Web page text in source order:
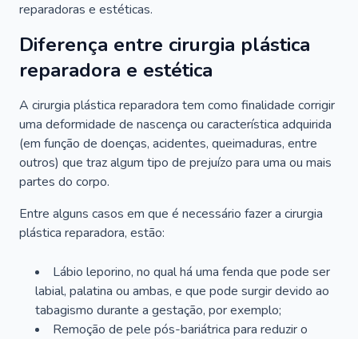
reparadoras e estéticas.
Diferença entre cirurgia plástica
reparadora e estética
A cirurgia plástica reparadora tem como finalidade corrigir
uma deformidade de nascença ou característica adquirida
(em função de doenças, acidentes, queimaduras, entre
outros) que traz algum tipo de prejuízo para uma ou mais
partes do corpo.
Entre alguns casos em que é necessário fazer a cirurgia
plástica reparadora, estão:
Lábio leporino, no qual há uma fenda que pode ser
labial, palatina ou ambas, e que pode surgir devido ao
tabagismo durante a gestação, por exemplo;
Remoção de pele pós-bariátrica para reduzir o